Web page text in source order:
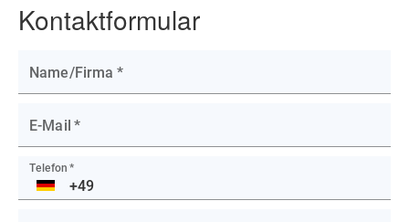
Kontaktformular
Name/Firma *
E-Mail *
Telefon *
DE